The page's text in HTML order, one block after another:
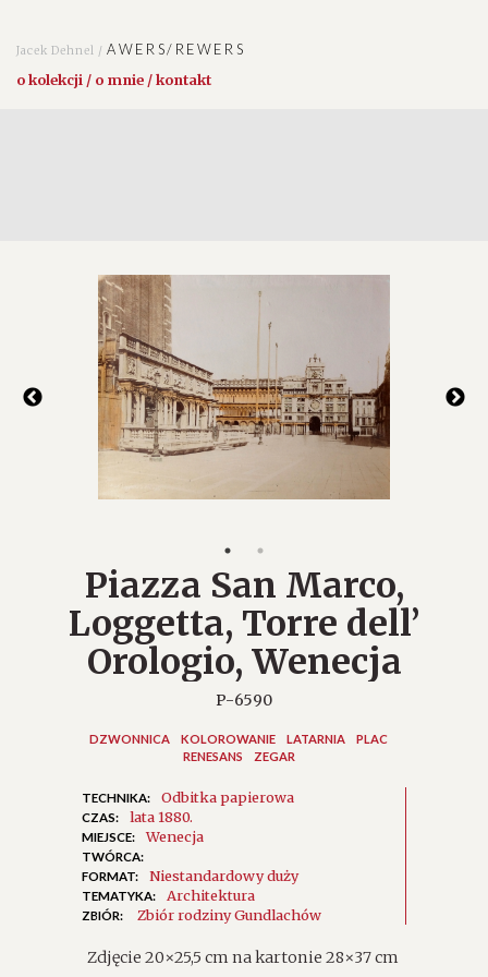
Jacek Dehnel /AWERS/REWERS
o kolekcji / o mnie / kontakt
Piazza San Marco,
Loggetta, Torre dell’
Orologio, Wenecja
P-6590
DZWONNICA KOLOROWANIE LATARNIA
PLAC
RENESANS
ZEGAR
TECHNIKA: Odbitka papierowa
CZAS: lata 1880.
MIEJSCE: Wenecja
TWÓRCA:
FORMAT:
Niestandardowy duży
TEMATYKA: Architektura
ZBIÓR: Zbiór rodziny Gundlachów
Zdjęcie 20×25,5 cm na kartonie 28×37 cm